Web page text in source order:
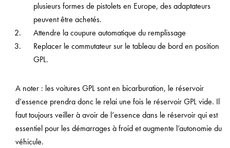
plusieurs formes de pistolets en Europe, des adaptateurs
peuvent être achetés.
Attendre la coupure automatique du remplissage
Replacer le commutateur sur le tableau de bord en position
GPL.
A noter : les voitures GPL sont en bicarburation, le réservoir
d’essence prendra donc le relai une fois le réservoir GPL vide. Il
faut toujours veiller à avoir de l’essence dans le réservoir qui est
essentiel pour les démarrages à froid et augmente l’autonomie du
véhicule.